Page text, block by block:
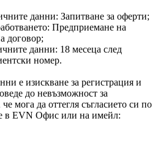
данни: Запитване за оферти;
Предприемане на
договор;
данни: 18 месеца след
номер.
е изискване за регистрация и
до невъзможност за
мога да оттегля съгласието си по
в EVN Офис или на имейл: